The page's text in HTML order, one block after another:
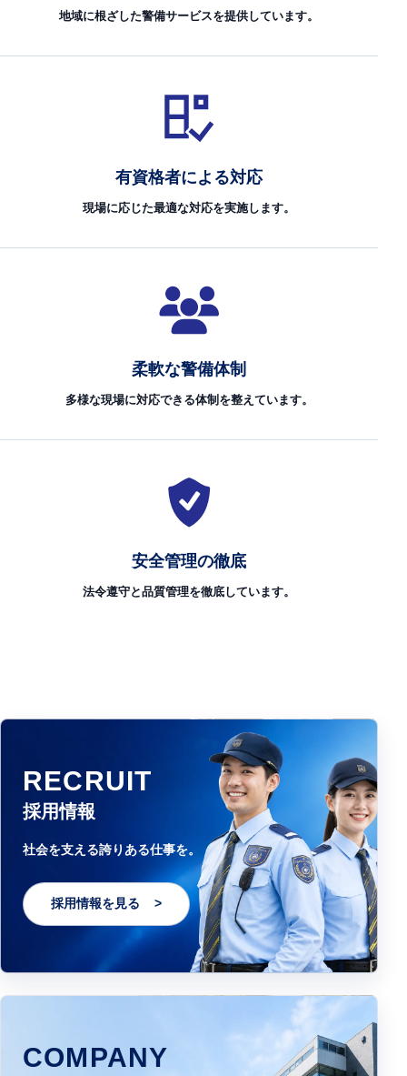
地域に根ざした警備サービスを提供しています。
有資格者による対応
現場に応じた最適な対応を実施します。
柔軟な警備体制
多様な現場に対応できる体制を整えています。
安全管理の徹底
法令遵守と品質管理を徹底しています。
RECRUIT
採用情報
社会を支える誇りある仕事を。
採用情報を見る
COMPANY